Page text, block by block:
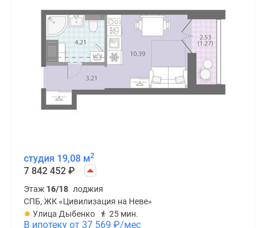
студия 19,08 м2
7 842 452 ₽
Этаж 16/18 лоджия
СПБ, ЖК «Цивилизация на Неве»
Улица Дыбенко
25 мин.
В ипотеку от 37 569 ₽/мес